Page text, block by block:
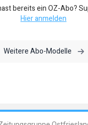
bereits ein OZ-Abo?
Hier anmelden
Weitere Abo-Modelle